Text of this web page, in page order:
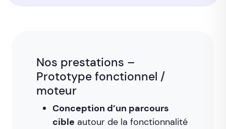
Nos prestations –
Prototype fonctionnel /
moteur
Conception d’un parcours
cible autour de la fonctionnalité